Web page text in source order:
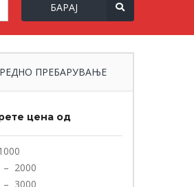
БАРАЈ
ПРЕБАРУВАЊЕ
цена од
– 2000
– 3000